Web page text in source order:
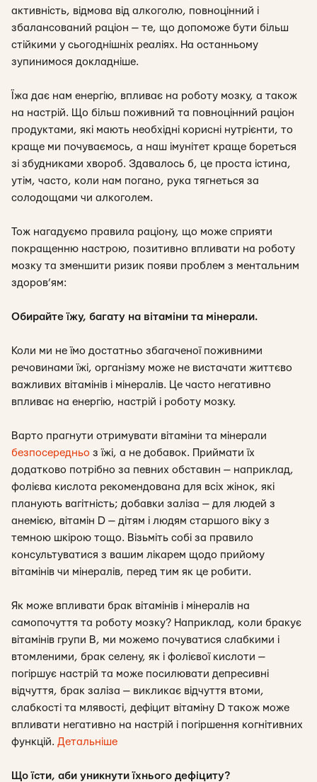
активність, відмова від алкоголю, повноцінний і
збалансований раціон — те, що допоможе бути більш
стійкими у сьогоднішніх реаліях. На останньому
зупинимося докладніше.
Їжа дає нам енергію, впливає на роботу мозку, а також
на настрій. Що більш поживний та повноцінний раціон
продуктами, які мають необхідні корисні нутрієнти, то
краще ми почуваємось, а наш імунітет краще бореться
зі збудниками хвороб. Здавалось б, це проста істина,
утім, часто, коли нам погано, рука тягнеться за
солодощами чи алкоголем.
Тож нагадуємо правила раціону, що може сприяти
покращенню настрою, позитивно впливати на роботу
мозку та зменшити ризик появи проблем з ментальним
здоров’ям:
Обирайте їжу, багату на вітаміни та мінерали.
Коли ми не їмо достатньо збагаченої поживними
речовинами їжі, організму може не вистачати життєво
важливих вітамінів і мінералів. Це часто негативно
впливає на енергію, настрій і роботу мозку.
Варто прагнути отримувати вітаміни та мінерали
безпосередньо з їжі, а не добавок. Приймати їх
додатково потрібно за певних обставин — наприклад,
фолієва кислота рекомендована для всіх жінок, які
планують вагітність; добавки заліза — для людей з
анемією, вітамін D — дітям і людям старшого віку з
темною шкірою тощо. Візьміть собі за правило
консультуватися з вашим лікарем щодо прийому
вітамінів чи мінералів, перед тим як це робити.
Як може впливати брак вітамінів і мінералів на
самопочуття та роботу мозку? Наприклад, коли бракує
вітамінів групи В, ми можемо почуватися слабкими і
втомленими, брак селену, як і фолієвої кислоти —
погіршує настрій та може посилювати депресивні
відчуття, брак заліза — викликає відчуття втоми,
слабкості та млявості, дефіцит вітаміну D також може
впливати негативно на настрій і погіршення когнітивних
функцій. Детальніше
Що їсти, аби уникнути їхнього дефіциту?